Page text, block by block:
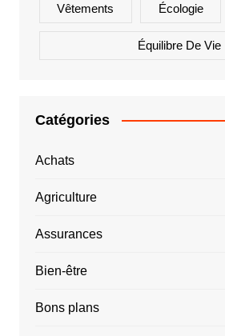
Vêtements Écologie
Équilibre De Vie
Catégories
Achats
Agriculture
Assurances
Bien-être
Bons plans